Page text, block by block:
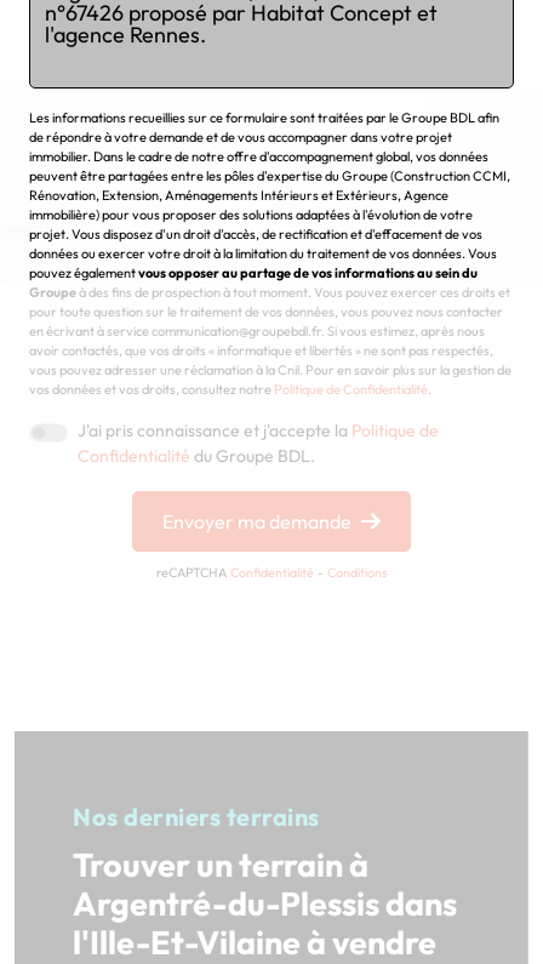
Chargement...
Les informations recueillies sur ce formulaire sont traitées par le Groupe BDL afin
de répondre à votre demande et de vous accompagner dans votre projet
immobilier. Dans le cadre de notre offre d'accompagnement global, vos données
peuvent être partagées entre les pôles d'expertise du Groupe (Construction CCMI,
Rénovation, Extension, Aménagements Intérieurs et Extérieurs, Agence
immobilière) pour vous proposer des solutions adaptées à l'évolution de votre
projet. Vous disposez d'un droit d'accès, de rectification et d'effacement de vos
données ou exercer votre droit à la limitation du traitement de vos données. Vous
pouvez égalementvous opposer au partage de vos informations au sein du
Groupeà des fins de prospection à tout moment. Vous pouvez exercer ces droits et
pour toute question sur le traitement de vos données, vous pouvez nous contacter
en écrivant à service communication@groupebdl.fr. Si vous estimez, après nous
avoir contactés, que vos droits « informatique et libertés » ne sont pas respectés,
vous pouvez adresser une réclamation à la Cnil. Pour en savoir plus sur la gestion de
vos données et vos droits, consultez notre Politique de Confidentialité.
J'ai pris connaissance et j'accepte la Politique de
Confidentialité du Groupe BDL.
Envoyer ma demande
reCAPTCHA Confidentialité - Conditions
Nos derniers terrains
Trouver un terrain à
Argentré-du-Plessis dans
l'Ille-Et-Vilaine à vendre